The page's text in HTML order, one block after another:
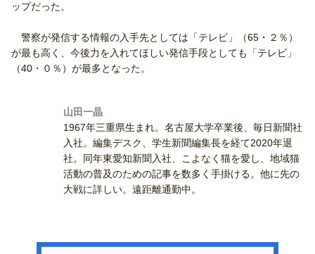
ップだった。
警察が発信する情報の入手先としては「テレビ」（65・２％）
が最も高く、今後力を入れてほしい発信手段としても「テレビ」
（40・０％）が最多となった。
山田一晶
1967年三重県生まれ。名古屋大学卒業後、毎日新聞社
入社。編集デスク、学生新聞編集長を経て2020年退
社。同年東愛知新聞入社、こよなく猫を愛し、地域猫
活動の普及のための記事を数多く手掛ける。他に先の
大戦に詳しい。遠距離通勤中。